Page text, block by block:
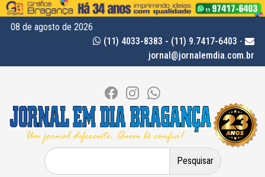
08 de agosto de 2026
(11) 4033-8383 - (11) 9.7417-6403 -
jornal@jornalemdia.com.br
Pesquisar
por: